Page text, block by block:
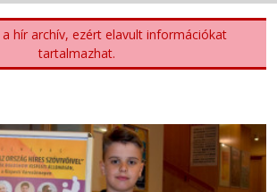
a hír archív, ezért elavult információkat
tartalmazhat.